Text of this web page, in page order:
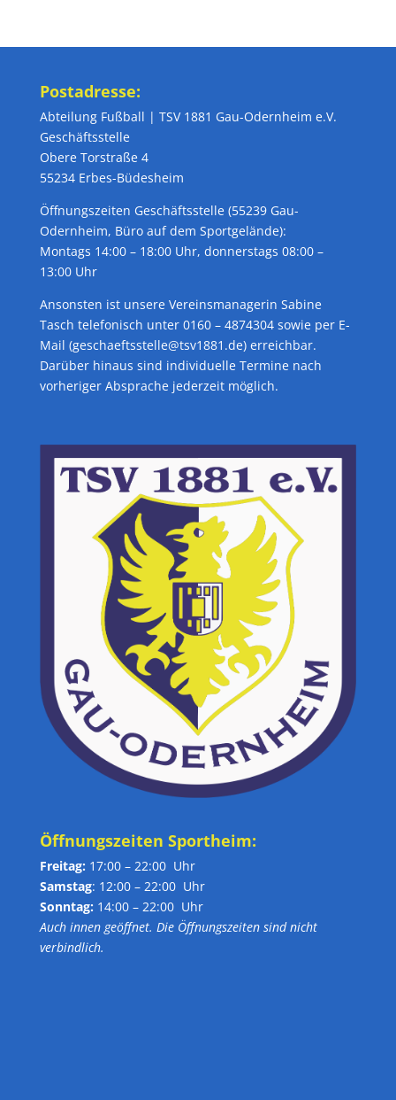
Postadresse:
Abteilung Fußball | TSV 1881 Gau-Odernheim e.V.
Geschäftsstelle
Obere Torstraße 4
55234 Erbes-Büdesheim
Öffnungszeiten Geschäftsstelle (55239 Gau-
Odernheim, Büro auf dem Sportgelände):
Montags 14:00 – 18:00 Uhr, donnerstags 08:00 –
13:00 Uhr
Ansonsten ist unsere Vereinsmanagerin Sabine
Tasch telefonisch unter 0160 – 4874304 sowie per E-
Mail (geschaeftsstelle@tsv1881.de) erreichbar.
Darüber hinaus sind individuelle Termine nach
vorheriger Absprache jederzeit möglich.
Öffnungszeiten Sportheim:
Freitag: 17:00 – 22:00 Uhr
Samstag: 12:00 – 22:00 Uhr
Sonntag: 14:00 – 22:00 Uhr
Auch innen geöffnet. Die Öffnungszeiten sind nicht
verbindlich.